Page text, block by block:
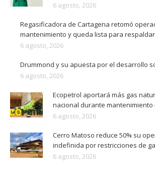
6 agosto, 2026
Regasificadora de Cartagena retomó
mantenimiento y queda lista para
6 agosto, 2026
Drummond y su apuesta por el desarrollo
6 agosto, 2026
Ecopetrol aportará más gas
nacional durante mantenimiento
6 agosto, 2026
Cerro Matoso reduce 50% su
indefinida por restricciones de
6 agosto, 2026